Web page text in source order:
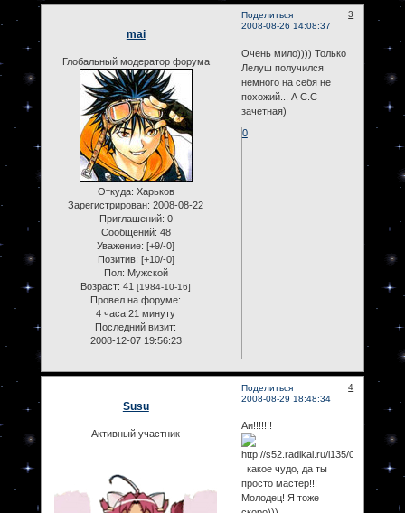
Поделиться
3
2008-08-26 14:08:37
mai
Глобальный модератор форума
Откуда: Харьков
Зарегистрирован: 2008-08-22
Приглашений: 0
Сообщений: 48
Уважение: [+9/-0]
Позитив: [+10/-0]
Пол: Мужской
Возраст: 41[1984-10-16]
Провел на форуме:
4 часа 21 минуту
Последний визит:
2008-12-07 19:56:23
Очень мило)))) Только
Лелуш получился
немного на себя не
похожий... А С.С
зачетная)
0
Поделиться
4
2008-08-29 18:48:34
Susu
Активный участник
Аи!!!!!!!
какое чудо, да ты
просто мастер!!!
Молодец! Я тоже